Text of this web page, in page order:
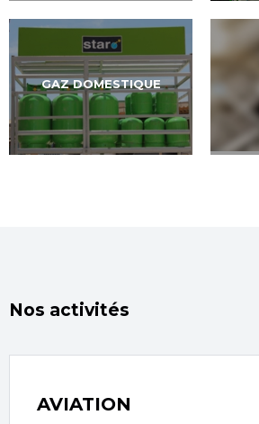
GAZ DOMESTIQUE
Nos activités
AVIATION